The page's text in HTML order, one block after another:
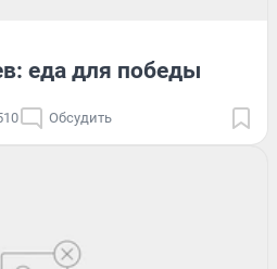
еда для победы
Обсудить